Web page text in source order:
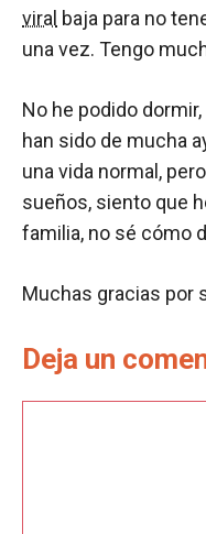
viral baja para no
una vez. Tengo
No he podido
han sido de mucha
una vida normal,
sueños, siento que
familia, no sé cómo
Muchas gracias por
Deja un